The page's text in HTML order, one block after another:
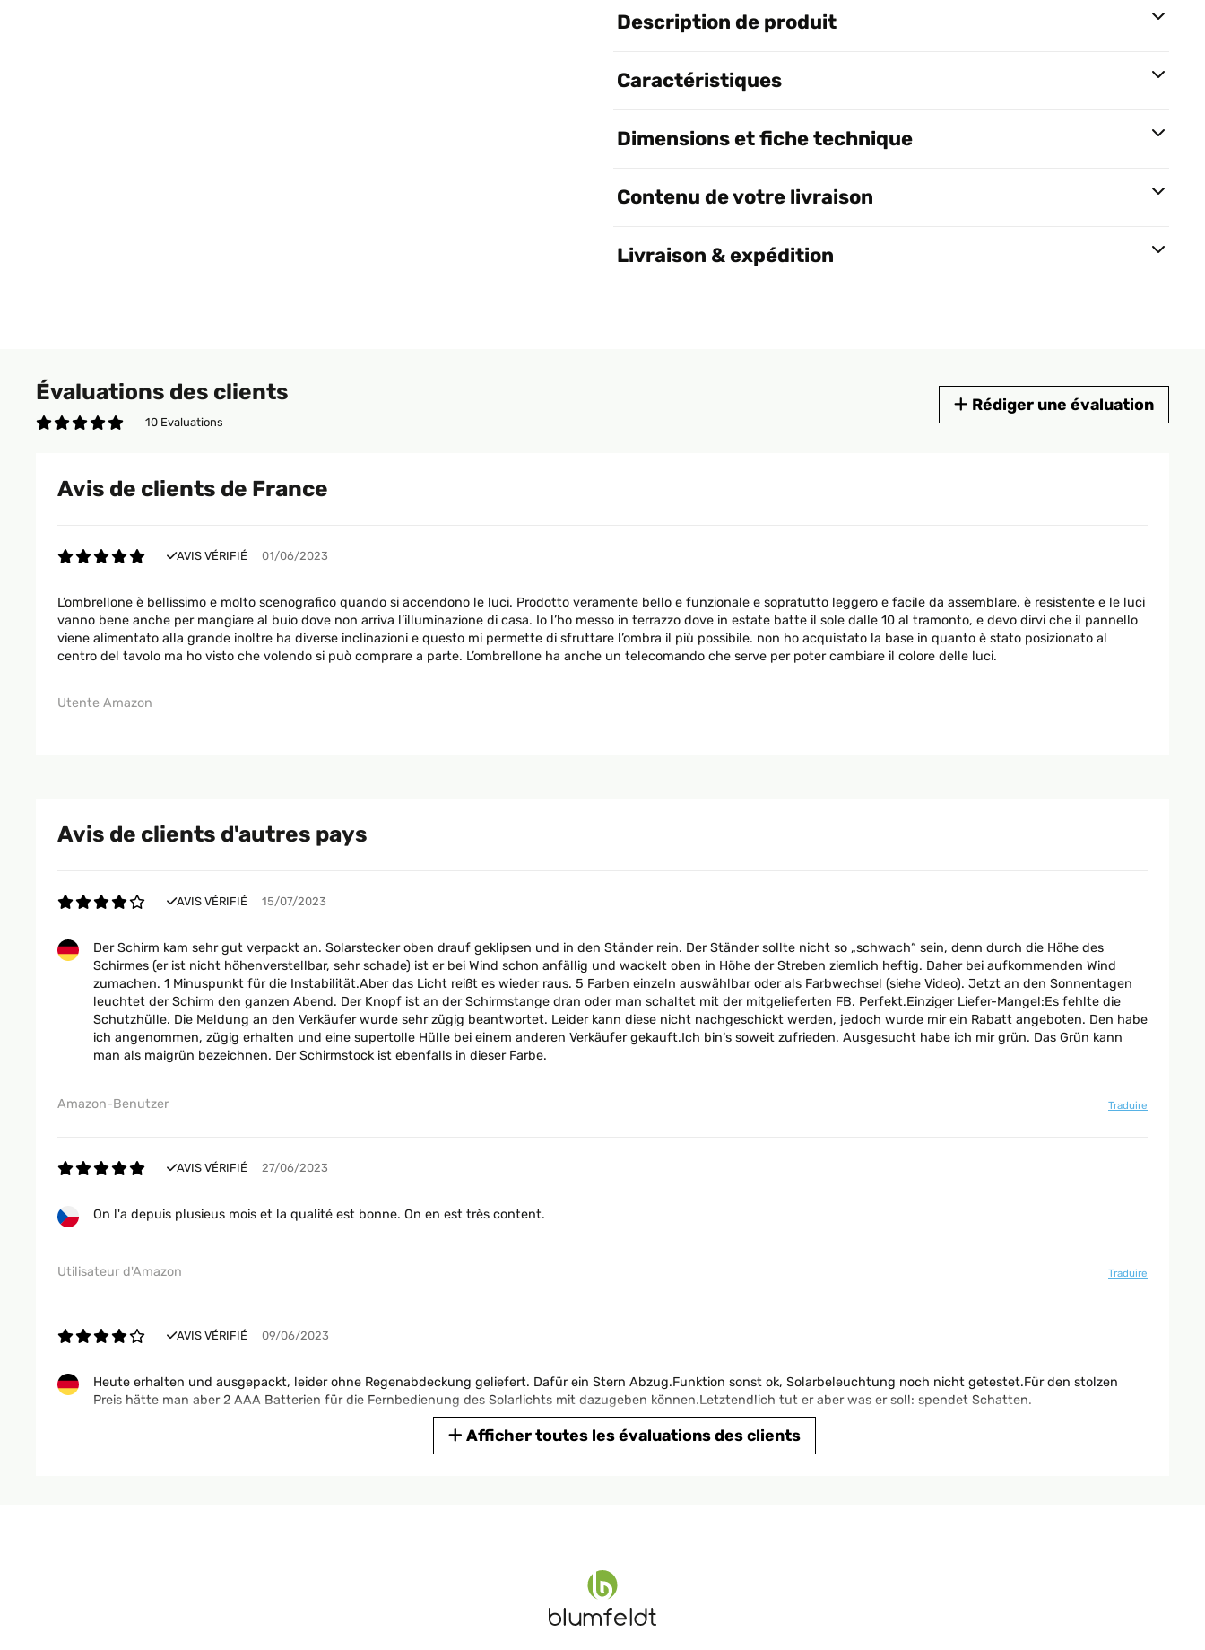
Description de produit
Caractéristiques
Dimensions et fiche technique
Contenu de votre livraison
Livraison & expédition
Évaluations des clients
10 Evaluations
Rédiger une évaluation
Avis de clients de France
AVIS VÉRIFIÉ 01/06/2023
L’ombrellone è bellissimo e molto scenografico quando si accendono le luci. Prodotto veramente bello e funzionale e sopratutto leggero e facile da assemblare. è resistente e le luci
vanno bene anche per mangiare al buio dove non arriva l’illuminazione di casa. Io l’ho messo in terrazzo dove in estate batte il sole dalle 10 al tramonto, e devo dirvi che il pannello
viene alimentato alla grande inoltre ha diverse inclinazioni e questo mi permette di sfruttare l’ombra il più possibile. non ho acquistato la base in quanto è stato posizionato al
centro del tavolo ma ho visto che volendo si può comprare a parte. L’ombrellone ha anche un telecomando che serve per poter cambiare il colore delle luci.
Utente Amazon
Avis de clients d'autres pays
AVIS VÉRIFIÉ 15/07/2023
Der Schirm kam sehr gut verpackt an. Solarstecker oben drauf geklipsen und in den Ständer rein. Der Ständer sollte nicht so „schwach“ sein, denn durch die Höhe des
Schirmes (er ist nicht höhenverstellbar, sehr schade) ist er bei Wind schon anfällig und wackelt oben in Höhe der Streben ziemlich heftig. Daher bei aufkommenden Wind
zumachen. 1 Minuspunkt für die Instabilität.Aber das Licht reißt es wieder raus. 5 Farben einzeln auswählbar oder als Farbwechsel (siehe Video). Jetzt an den Sonnentagen
leuchtet der Schirm den ganzen Abend. Der Knopf ist an der Schirmstange dran oder man schaltet mit der mitgelieferten FB. Perfekt.Einziger Liefer-Mangel:Es fehlte die
Schutzhülle. Die Meldung an den Verkäufer wurde sehr zügig beantwortet. Leider kann diese nicht nachgeschickt werden, jedoch wurde mir ein Rabatt angeboten. Den habe
ich angenommen, zügig erhalten und eine supertolle Hülle bei einem anderen Verkäufer gekauft.Ich bin‘s soweit zufrieden. Ausgesucht habe ich mir grün. Das Grün kann
man als maigrün bezeichnen. Der Schirmstock ist ebenfalls in dieser Farbe.
Amazon-Benutzer Traduire
AVIS VÉRIFIÉ 27/06/2023
On l'a depuis plusieus mois et la qualité est bonne. On en est très content.
Utilisateur d'Amazon Traduire
AVIS VÉRIFIÉ 09/06/2023
Heute erhalten und ausgepackt, leider ohne Regenabdeckung geliefert. Dafür ein Stern Abzug.Funktion sonst ok, Solarbeleuchtung noch nicht getestet.Für den stolzen
Preis hätte man aber 2 AAA Batterien für die Fernbedienung des Solarlichts mit dazugeben können.Letztendlich tut er aber was er soll: spendet Schatten.
Afficher toutes les évaluations des clients